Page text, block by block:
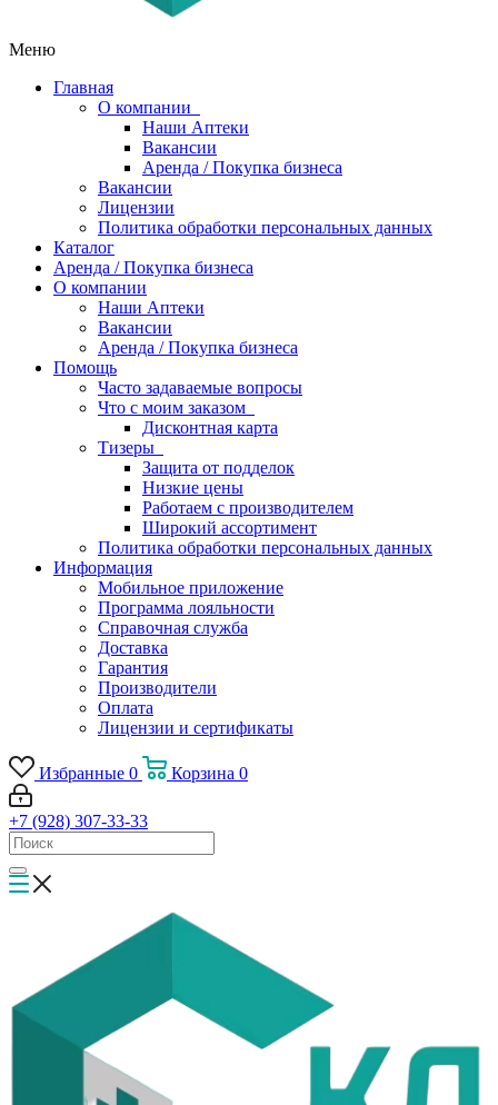
Меню
Главная
О компании
Наши Аптеки
Вакансии
Аренда / Покупка бизнеса
Вакансии
Лицензии
Политика обработки персональных данных
Каталог
Аренда / Покупка бизнеса
О компании
Наши Аптеки
Вакансии
Аренда / Покупка бизнеса
Помощь
Часто задаваемые вопросы
Что с моим заказом
Дисконтная карта
Тизеры
Защита от подделок
Низкие цены
Работаем с производителем
Широкий ассортимент
Политика обработки персональных данных
Информация
Мобильное приложение
Программа лояльности
Справочная служба
Доставка
Гарантия
Производители
Оплата
Лицензии и сертификаты
Избранные 0 Корзина 0
+7 (928) 307-33-33